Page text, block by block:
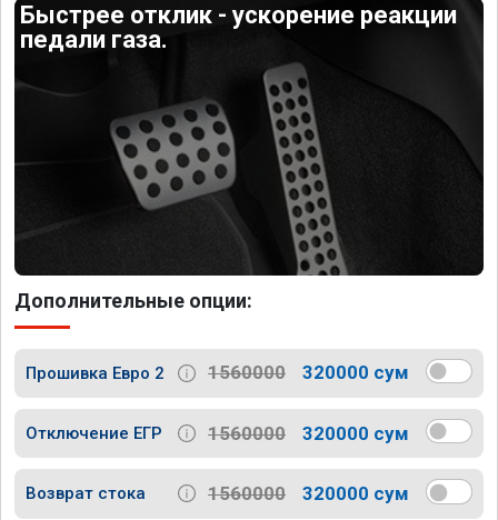
Быстрее отклик - ускорение реакции
педали газа.
Дополнительные опции:
Прошивка Евро 2 1560000 320000 сум
Отключение ЕГР 1560000 320000 сум
Возврат стока 1560000 320000 сум